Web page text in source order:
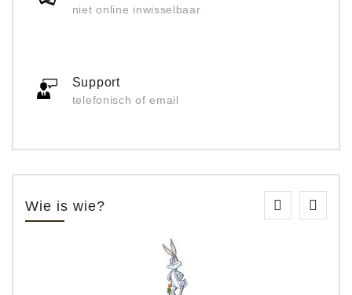
niet online inwisselbaar
Support
telefonisch of email
Wie is wie?